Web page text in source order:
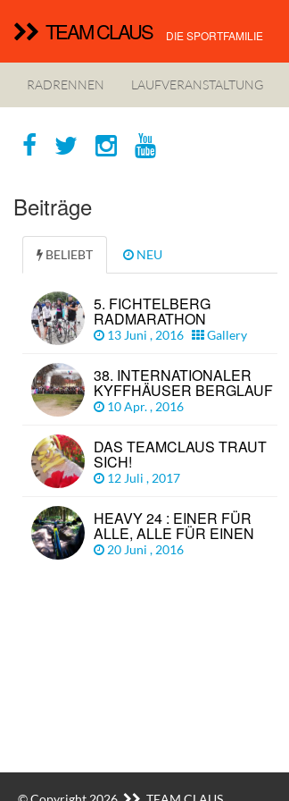
TEAM CLAUS DIE SPORTFAMILIE
RADRENNEN LAUFVERANSTALTUNG
Beiträge
BELIEBT NEU
5. FICHTELBERG
RADMARATHON
13 Juni , 2016 Gallery
38. INTERNATIONALER
KYFFHÄUSER BERGLAUF
10 Apr. , 2016
DAS TEAMCLAUS TRAUT
SICH!
12 Juli , 2017
HEAVY 24 : EINER FÜR
ALLE, ALLE FÜR EINEN
20 Juni , 2016